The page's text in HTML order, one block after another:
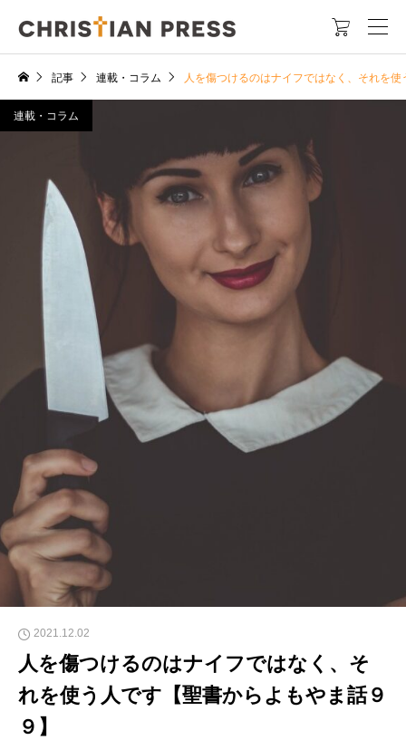

記事 連載・コラム 人を傷つけるのはナイフではなく、それを
連載・コラム
2021.12.02
人を傷つけるのはナイフではなく、そ
れを使う人です【聖書からよもやま話９
９】